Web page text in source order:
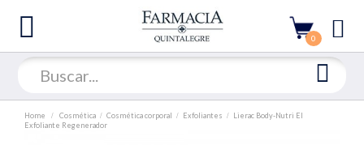
0
Home Cosmética Cosmética corporal Exfoliantes
Lierac Body-Nutri El
Exfoliante Regenerador